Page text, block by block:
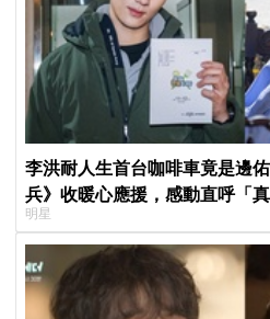
李洪耐人生首台咖啡車竟是邊
兵》收暖心應援，感動直呼「真
明星